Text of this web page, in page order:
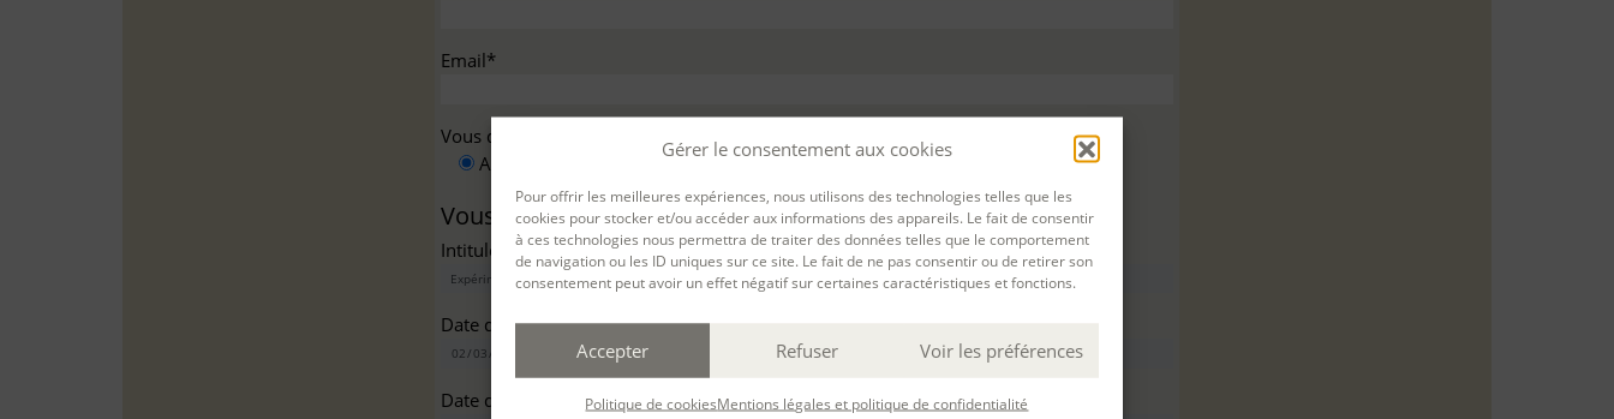
Gérer le consentement aux cookies
Pour offrir les meilleures expériences, nous utilisons des technologies telles que les
cookies pour stocker et/ou accéder aux informations des appareils. Le fait de consentir
à ces technologies nous permettra de traiter des données telles que le comportement
de navigation ou les ID uniques sur ce site. Le fait de ne pas consentir ou de retirer son
consentement peut avoir un effet négatif sur certaines caractéristiques et fonctions.
Accepter Refuser Voir les préférences
Politique de cookiesMentions légales et politique de confidentialité
Email*
Vous demandez ce devis :
A titre personnel
Pour bénéficier d’un financement
Vous souhaitez vous inscrire à :
Intitulé(s)*
Date de début*
Date de fin*